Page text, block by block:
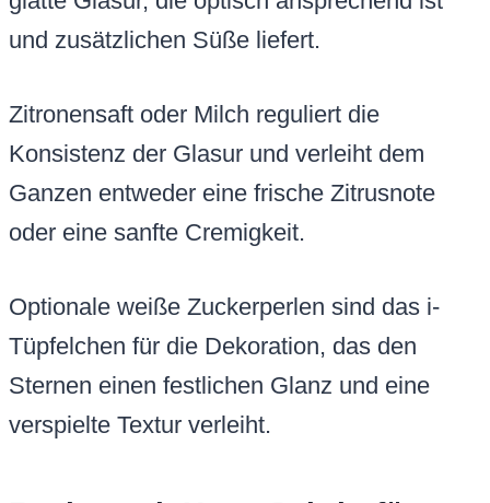
und zusätzlichen Süße liefert.
Zitronensaft oder Milch reguliert die
Konsistenz der Glasur und verleiht dem
Ganzen entweder eine frische Zitrusnote
oder eine sanfte Cremigkeit.
Optionale weiße Zuckerperlen sind das i-
Tüpfelchen für die Dekoration, das den
Sternen einen festlichen Glanz und eine
verspielte Textur verleiht.